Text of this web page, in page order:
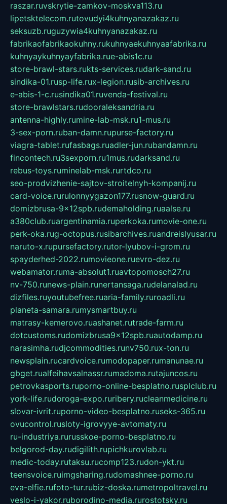
raszar.ruvskrytie-zamkov-moskva113.ru
lipetsktelecom.rutovudyi4kuhnyanazakaz.ru
seksuzb.ruguzywia4kuhnyanazakaz.ru
fabrikaofabrikaokuhny.rukuhnyaekuhnyaafabrika.ru
kuhnyaykuhnyayfabrika.rue-abis1c.ru
store-brawl-stars.rukts-services.rudark-sand.ru
sindika-01.rusp-life.rux-legion.rusib-archives.ru
e-abis-1-c.rusindika01.ruvenda-festival.ru
store-brawlstars.rudooraleksandria.ru
antenna-highly.rumine-lab-msk.ru1-mus.ru
3-sex-porn.ruban-damn.rupurse-factory.ru
viagra-tablet.rufasbags.ruadler-jun.rubandamn.ru
fincontech.ru3sexporn.ru1mus.rudarksand.ru
rebus-toys.ruminelab-msk.rurtdco.ru
seo-prodvizhenie-sajtov-stroitelnyh-kompanij.ru
card-voice.rurulonnyygazon177.rusnow-guard.ru
domizbrusa-9x12spb.rudemaholding.ruaalse.ru
a380club.ruargentinamia.ruperkoka.rumovie-one.ru
perk-oka.rug-octopus.rusibarchives.ruandreislyusar.ru
naruto-x.rupursefactory.rutor-lyubov-i-grom.ru
spayderhed-2022.rumovieone.ruevro-dez.ru
webamator.ruma-absolut1.ruavtopomosch27.ru
nv-750.runews-plain.runertansaga.rudelanalad.ru
dizfiles.ruyoutubefree.ruaria-family.ruroadli.ru
planeta-samara.rumysmartbuy.ru
matrasy-kemerovo.ruashanet.rutrade-farm.ru
dotcustoms.rudomizbrusa9x12spb.ruautodamp.ru
narasimha.rudjcommodities.runv750.rux-ton.ru
newsplain.rucardvoice.rumodopaper.rumanunae.ru
gbget.rualfeihavsalnassr.rumadoma.rutajuncos.ru
petrovkasports.ruporno-online-besplatno.rusplclub.ru
york-life.rudoroga-expo.ruribery.rucleanmedicine.ru
slovar-ivrit.ruporno-video-besplatno.ruseks-365.ru
ovucontrol.rusloty-igrovyye-avtomaty.ru
ru-industriya.rurusskoe-porno-besplatno.ru
belgorod-day.rudigilith.rupichkurovlab.ru
medic-today.rutaksu.rucomp123.rudon-ykt.ru
teensvoice.ruimgsharing.rudomashnee-porno.ru
eva-elfie.rufoto-tur.rubiz-doska.rumetropoltravel.ru
veslo-i-yakor.ruborodino-media.rurostotsky.ru